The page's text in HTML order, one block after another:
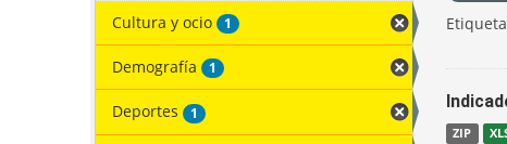
Cultura y ocio 1
Demografía 1
Deportes 1
ZIP